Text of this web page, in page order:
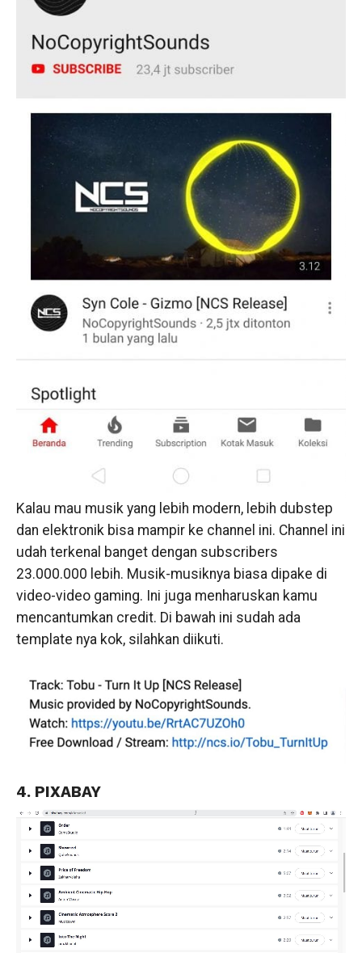
Kalau mau musik yang lebih modern, lebih dubstep
dan elektronik bisa mampir ke channel ini. Channel ini
udah terkenal banget dengan subscribers
23.000.000 lebih. Musik-musiknya biasa dipake di
video-video gaming. Ini juga menharuskan kamu
mencantumkan credit. Di bawah ini sudah ada
template nya kok, silahkan diikuti.
4. PIXABAY